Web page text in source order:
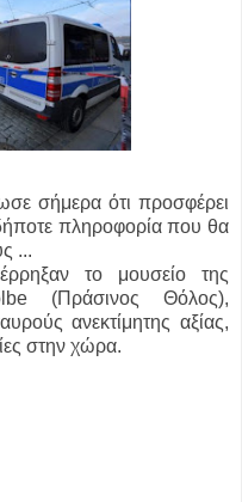
σήμερα ότι προσφέρει
πληροφορία που θα
...
το μουσείο της
(Πράσινος Θόλος),
ανεκτίμητης αξίας,
στην χώρα.